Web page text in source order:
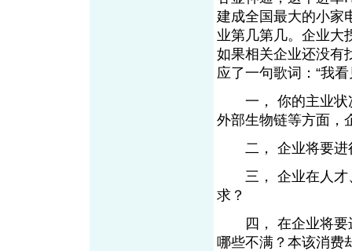
建成全国最大的小家
业第几第几。企业大
如果相关企业还没有
应了一句歌词：“我
一， 你的主业状
外部生物链等方面，
二， 企业将要进
三， 企业在人才
求？
四， 在企业将要
哪些不满？本该消费